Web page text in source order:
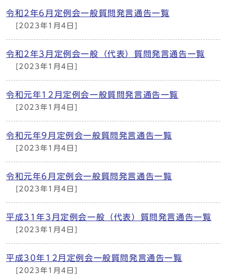
令和2年6月定例会一般質問発言通告一覧
[2023年1月4日]
令和2年3月定例会一般（代表）質問発言通告一覧
[2023年1月4日]
令和元年12月定例会一般質問発言通告一覧
[2023年1月4日]
令和元年9月定例会一般質問発言通告一覧
[2023年1月4日]
令和元年6月定例会一般質問発言通告一覧
[2023年1月4日]
平成31年3月定例会一般（代表）質問発言通告一覧
[2023年1月4日]
平成30年12月定例会一般質問発言通告一覧
[2023年1月4日]